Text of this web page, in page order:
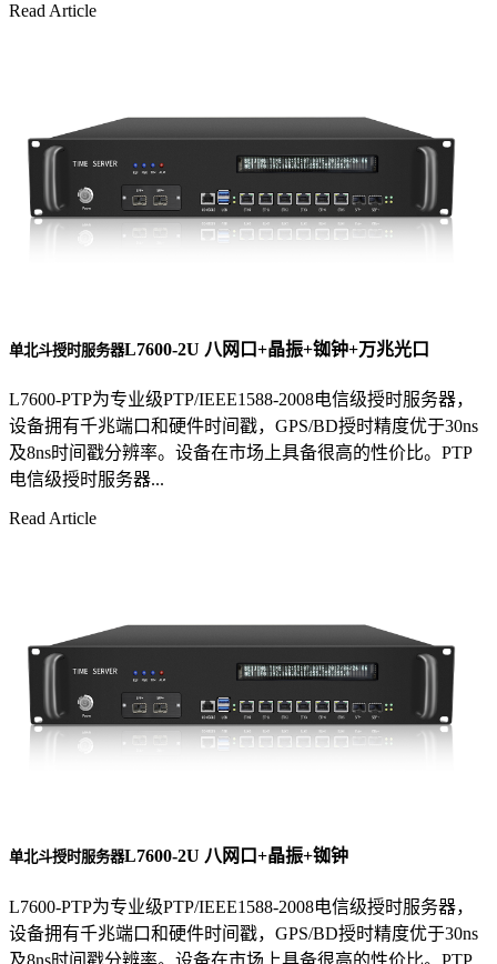
Read Article
单北斗授时服务器L7600-2U 八网口+晶振+铷钟+万兆光口
L7600-PTP为专业级PTP/IEEE1588-2008电信级授时服务器，
设备拥有千兆端口和硬件时间戳，GPS/BD授时精度优于30ns
及8ns时间戳分辨率。设备在市场上具备很高的性价比。PTP
电信级授时服务器...
Read Article
单北斗授时服务器L7600-2U 八网口+晶振+铷钟
L7600-PTP为专业级PTP/IEEE1588-2008电信级授时服务器，
设备拥有千兆端口和硬件时间戳，GPS/BD授时精度优于30ns
及8ns时间戳分辨率。设备在市场上具备很高的性价比。PTP